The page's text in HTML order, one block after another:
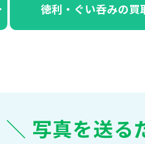
徳利・ぐい呑みの買
＼ 写真を送る